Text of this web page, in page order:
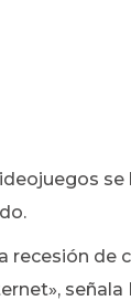
recesión de